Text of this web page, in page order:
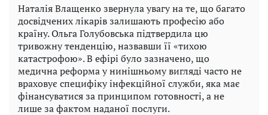
Наталія Влащенко звернула увагу на те, що багато
досвідчених лікарів залишають професію або
країну. Ольга Голубовська підтвердила цю
тривожну тенденцію, назвавши її «тихою
катастрофою». В ефірі було зазначено, що
медична реформа у нинішньому вигляді часто не
враховує специфіку інфекційної служби, яка має
фінансуватися за принципом готовності, а не
лише за фактом наданої послуги.